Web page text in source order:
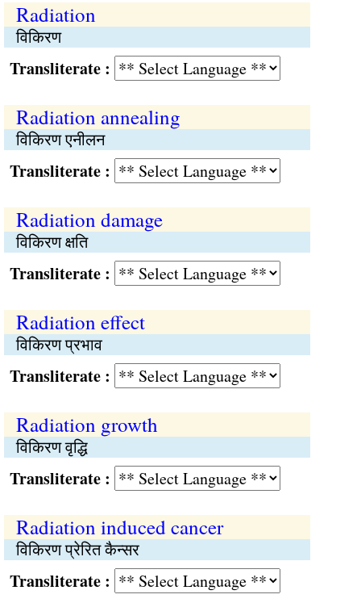
Radiation
विकिरण
:
Radiation annealing
विकिरण एनीलन
:
Radiation damage
विकिरण क्षति
:
Radiation effect
विकिरण प्रभाव
:
Radiation growth
विकिरण वृद्धि
:
Radiation induced cancer
विकिरण प्रेरित कैन्सर
: